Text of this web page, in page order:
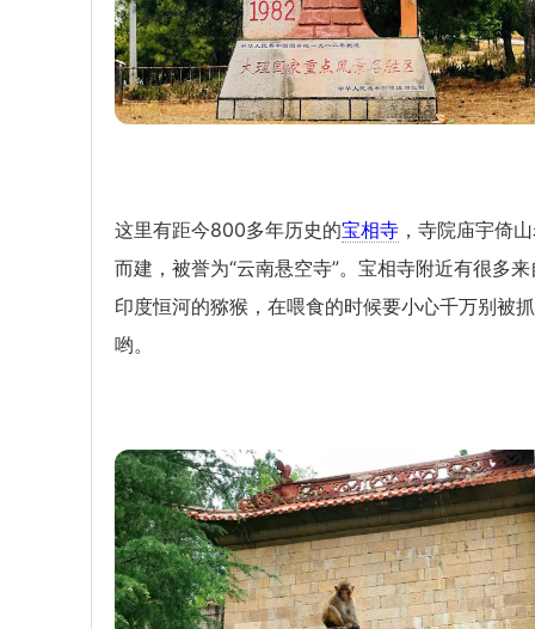
这里有距今800多年历史的宝相寺 ，寺院庙宇倚
而建，被誉为“云南悬空寺”。宝相寺附近有很多来
印度恒河的猕猴，在喂食的时候要小心千万别被
哟。